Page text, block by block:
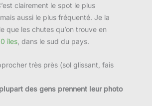
clairement le spot le plus
aussi le plus fréquenté. Je la
que les chutes qu’on trouve en
îles , dans le sud du pays.
très près (sol glissant, fais
des gens prennent leur photo